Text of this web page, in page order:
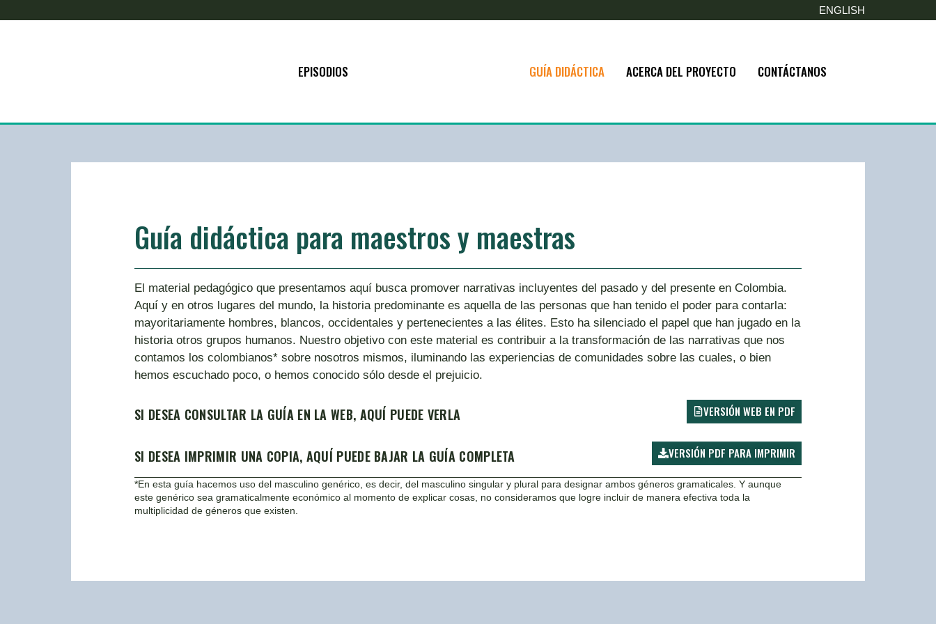
ENGLISH
EPISODIOS GUÍA DIDÁCTICA ACERCA DEL PROYECTO CONTÁCTANOS
Guía didáctica para maestros y maestras
El material pedagógico que presentamos aquí busca promover narrativas incluyentes del pasado y del presente en Colombia.
Aquí y en otros lugares del mundo, la historia predominante es aquella de las personas que han tenido el poder para contarla:
mayoritariamente hombres, blancos, occidentales y pertenecientes a las élites. Esto ha silenciado el papel que han jugado en la
historia otros grupos humanos. Nuestro objetivo con este material es contribuir a la transformación de las narrativas que nos
contamos los colombianos* sobre nosotros mismos, iluminando las experiencias de comunidades sobre las cuales, o bien
hemos escuchado poco, o hemos conocido sólo desde el prejuicio.
SI DESEA CONSULTAR LA GUÍA EN LA WEB, AQUÍ PUEDE VERLA VERSIÓN WEB EN PDF
SI DESEA IMPRIMIR UNA COPIA, AQUÍ PUEDE BAJAR LA GUÍA COMPLETA VERSIÓN PDF PARA IMPRIMIR
*En esta guía hacemos uso del masculino genérico, es decir, del masculino singular y plural para designar ambos géneros gramaticales. Y aunque
este genérico sea gramaticalmente económico al momento de explicar cosas, no consideramos que logre incluir de manera efectiva toda la
multiplicidad de géneros que existen.